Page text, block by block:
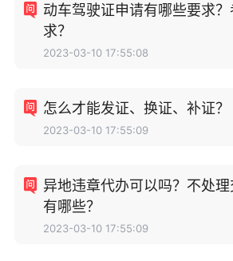
动车驾驶证申请有哪些要求
求？
2023-03-10 17:55:08
怎么才能发证、换证、补证？
2023-03-10 17:55:09
异地违章代办可以吗？不处
有哪些？
2023-03-10 17:55:09